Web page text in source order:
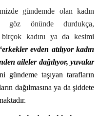
gündemde olan kadın
göz önünde durdukça,
kadını ya da kesimi
evden atılıyor kadın
aileler dağılıyor, yuvalar
gündeme taşıyan tarafların
dağılmasına ya da şiddete